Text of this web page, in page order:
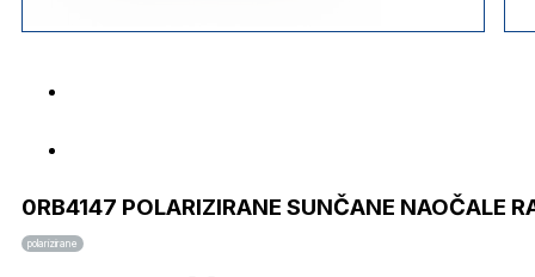
0RB4147 POLARIZIRANE SUNČANE NAOČALE
polarizirane